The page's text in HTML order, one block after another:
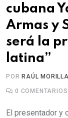
cubana
Armas y
será la
latina”
POR RAÚL MORILLA
0 COMENTARIOS
El presentador y